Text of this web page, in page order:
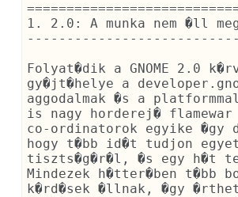
1. 2.0: A munka nem �ll
Folyat�dik a GNOME 2.0
gy�jt�helye a
aggodalmak �s a
is nagy horderej�
co-ordinatorok egyike
hogy t�bb id�t tudjon
tiszts�g�r�l, �s egy h�t
Mindezek h�tter�ben
k�rd�sek �llnak, �gy